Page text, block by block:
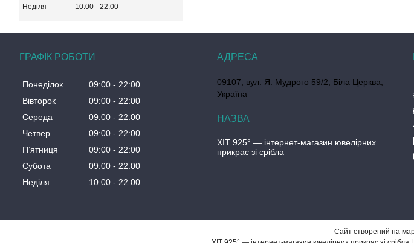
Неділя
10:00 22:00
ГРАФІК РОБОТИ
Понеділок 09:00
22:00
Вівторок
09:00
22:00
Середа
09:00
22:00
Четвер
09:00
22:00
Пʼятниця
09:00
22:00
Субота
09:00
22:00
Неділя
10:00 22:00
09107, вул. Я. Мудрого 59/2, Біла Церква,
Україна
ХІТ 925° — інтернет-магазин ювелірних
прикрас зі срібла
Сайт створений на